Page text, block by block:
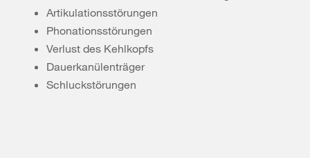
Artikulationsstörungen
Phonationsstörungen
Verlust des Kehlkopfs
Dauerkanülenträger
Schluckstörungen